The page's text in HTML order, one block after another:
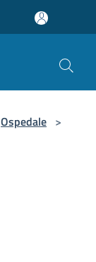
Ospedale >